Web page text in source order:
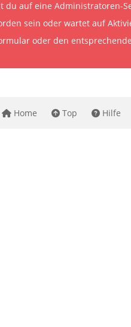
auf eine
sein oder wartet auf
oder den
Home Top Hilfe